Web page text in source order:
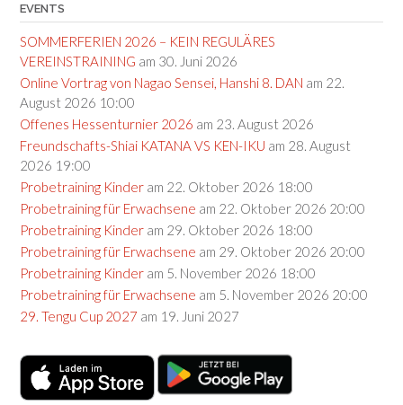
EVENTS
SOMMERFERIEN 2026 – KEIN REGULÄRES
VEREINSTRAINING am 30. Juni 2026
Online Vortrag von Nagao Sensei, Hanshi 8. DAN am 22.
August 2026 10:00
Offenes Hessenturnier 2026 am 23. August 2026
Freundschafts-Shiai KATANA VS KEN-IKU am 28. August
2026 19:00
Probetraining Kinder am 22. Oktober 2026 18:00
Probetraining für Erwachsene am 22. Oktober 2026 20:00
Probetraining Kinder am 29. Oktober 2026 18:00
Probetraining für Erwachsene am 29. Oktober 2026 20:00
Probetraining Kinder am 5. November 2026 18:00
Probetraining für Erwachsene am 5. November 2026 20:00
29. Tengu Cup 2027 am 19. Juni 2027